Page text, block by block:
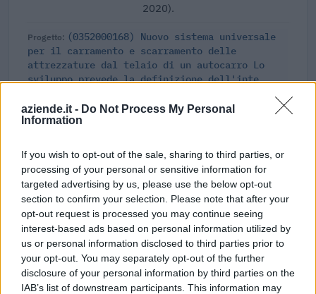
aziende.it - Do Not Process My Personal
Information
If you wish to opt-out of the sale, sharing to third parties, or
processing of your personal or sensitive information for
targeted advertising by us, please use the below opt-out
section to confirm your selection. Please note that after your
opt-out request is processed you may continue seeing
interest-based ads based on personal information utilized by
us or personal information disclosed to third parties prior to
your opt-out. You may separately opt-out of the further
disclosure of your personal information by third parties on the
IAB’s list of downstream participants. This information may
2020).
(0352000168) Nuovo sistema universale
per il carramento e scarramento delle
attrezzature dal telaio di un autocarro Lo
sviluppo prevede la definizione dell'inte
108.900 euro
Ciclo di programmazione 2007-2013
56.339 euro
Fonte:OpenCoesione(Open Data, licenza CC BY 4.0). Ogni progetto e'
verificabile sul portale OpenCoesione. Dati aggiornati al 2026-08-02.
Aiuti di Stato e contributi pubblici